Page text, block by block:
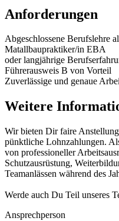
Anforderungen
Abgeschlossene Berufslehre
Matallbaupraktiker/in EBA
oder langjährige
Führerausweis B von Vorteil
Zuverlässige und genaue
Weitere
Wir bieten Dir faire
pünktliche Lohnzahlungen.
von professioneller
Schutzausrüstung,
Teamanlässen während des
Werde auch Du Teil unseres
Ansprechperson